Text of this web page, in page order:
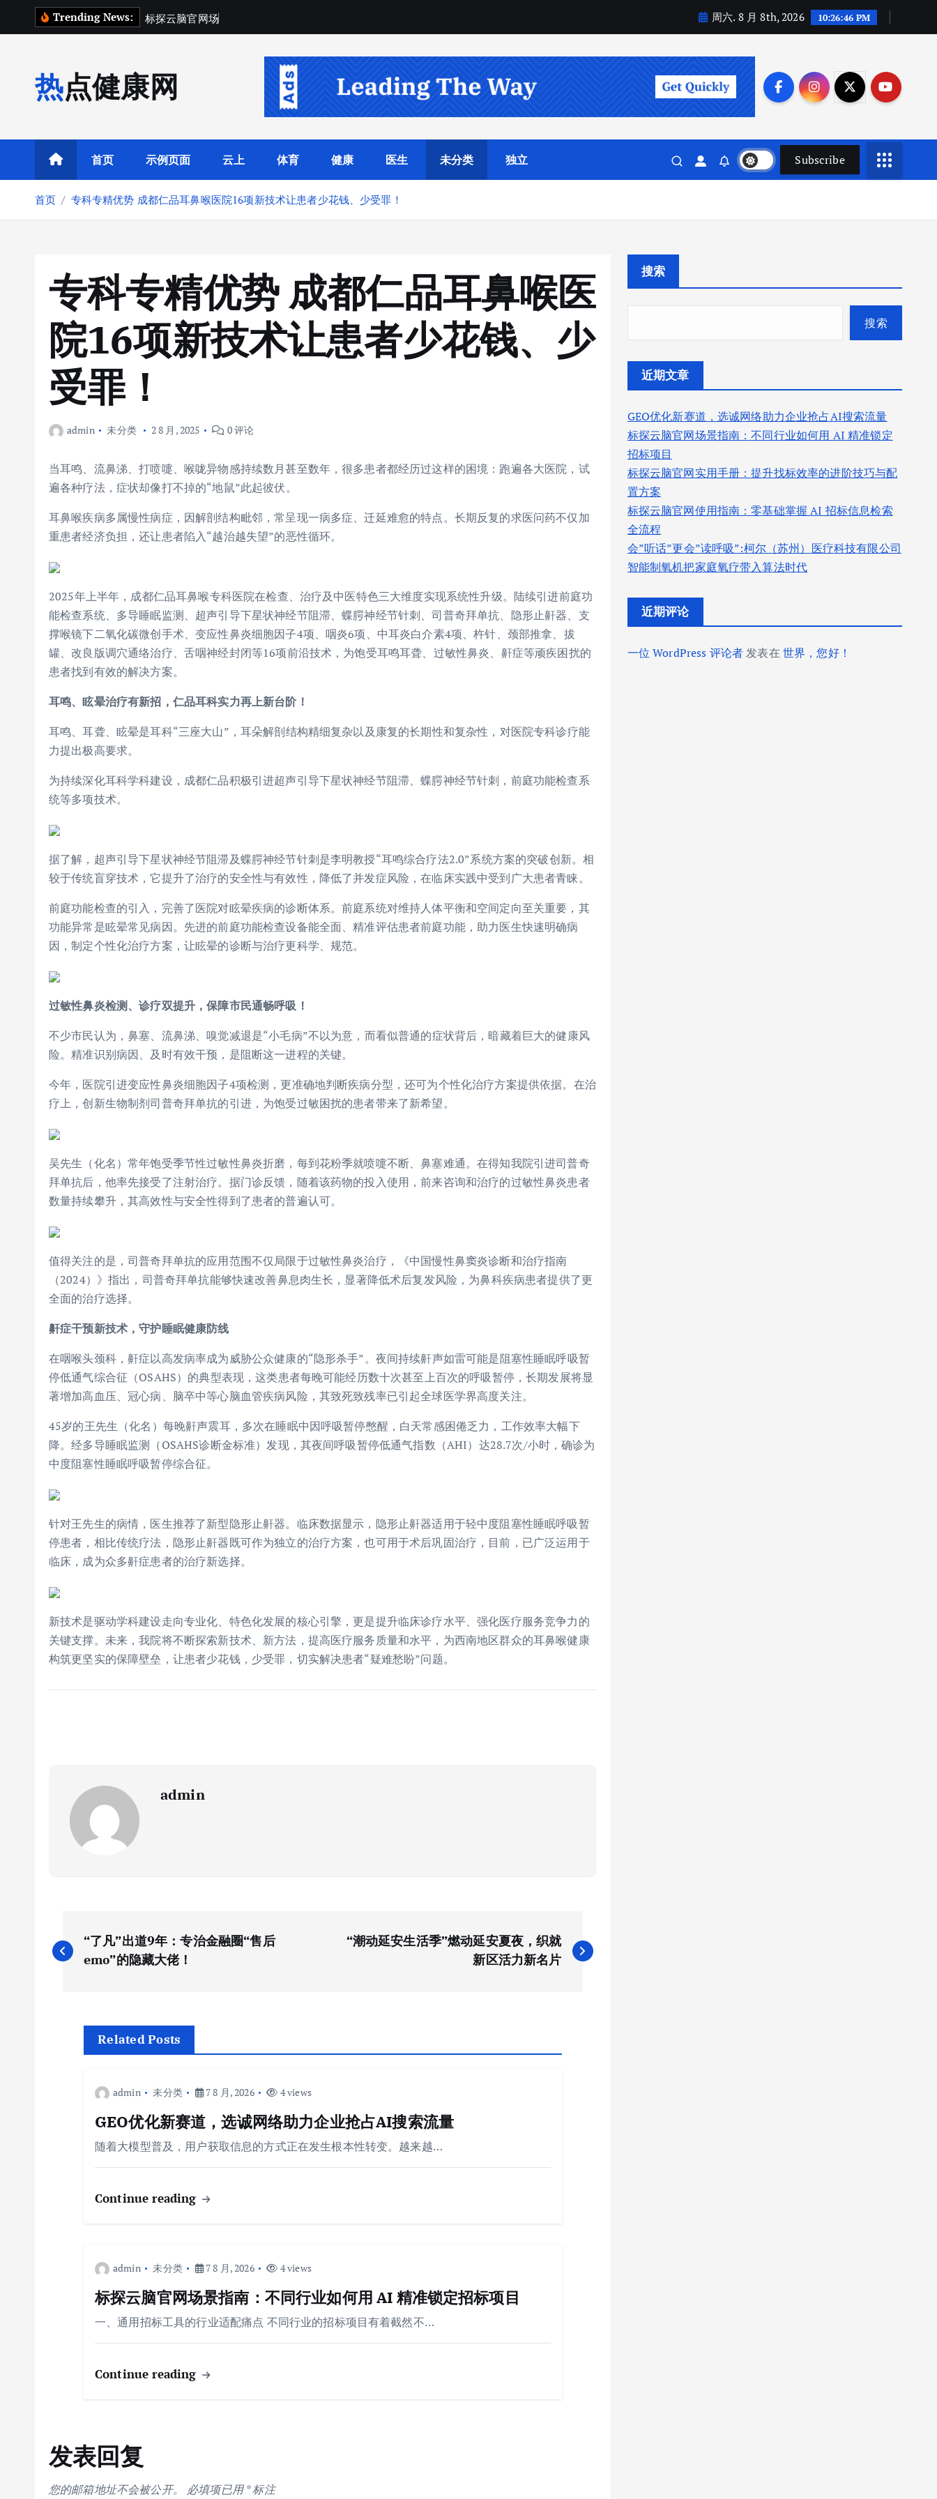
Trending News: 标探云脑官网场 周六. 8 月 8th, 2026 10:26:47 PM
热点健康网
首页 示例页面 云上 体育 健康 医生 未分类 独立 Subscribe
首页 专科专精优势 成都仁品耳鼻喉医院16项新技术让患者少花钱、少受罪！
专科专精优势 成都仁品耳鼻喉医
院16项新技术让患者少花钱、少
受罪！
admin 未分类 2 8 月, 2025 0 评论
当耳鸣、流鼻涕、打喷嚏、喉咙异物感持续数月甚至数年，很多患者都经历过这样的困境：跑遍各大医院，试
遍各种疗法，症状却像打不掉的“地鼠”此起彼伏。
耳鼻喉疾病多属慢性病症，因解剖结构毗邻，常呈现一病多症、迁延难愈的特点。长期反复的求医问药不仅加
重患者经济负担，还让患者陷入“越治越失望”的恶性循环。
2025年上半年，成都仁品耳鼻喉专科医院在检查、治疗及中医特色三大维度实现系统性升级。陆续引进前庭功
能检查系统、多导睡眠监测、超声引导下星状神经节阻滞、蝶腭神经节针刺、司普奇拜单抗、隐形止鼾器、支
撑喉镜下二氧化碳微创手术、变应性鼻炎细胞因子4项、咽炎6项、中耳炎白介素4项、杵针、颈部推拿、拔
罐、改良版调穴通络治疗、舌咽神经封闭等16项前沿技术，为饱受耳鸣耳聋、过敏性鼻炎、鼾症等顽疾困扰的
患者找到有效的解决方案。
耳鸣、眩晕治疗有新招， 仁品耳科实力再上新台阶！
耳鸣、耳聋、眩晕是耳科“三座大山”，耳朵解剖结构精细复杂以及康复的长期性和复杂性，对医院专科诊疗能
力提出极高要求。
为持续深化耳科学科建设，成都仁品积极引进超声引导下星状神经节阻滞、蝶腭神经节针刺，前庭功能检查系
统等多项技术。
据了解，超声引导下星状神经节阻滞及蝶腭神经节针刺是李明教授“耳鸣综合疗法2.0”系统方案的突破创新。相
较于传统盲穿技术，它提升了治疗的安全性与有效性，降低了并发症风险，在临床实践中受到广大患者青睐。
前庭功能检查的引入，完善了医院对眩晕疾病的诊断体系。前庭系统对维持人体平衡和空间定向至关重要，其
功能异常是眩晕常见病因。先进的前庭功能检查设备能全面、精准评估患者前庭功能，助力医生快速明确病
因，制定个性化治疗方案，让眩晕的诊断与治疗更科学、规范。
过敏性鼻炎检测、诊疗双提升，保障市民通畅呼吸！
不少市民认为，鼻塞、流鼻涕、嗅觉减退是“小毛病”不以为意，而看似普通的症状背后，暗藏着巨大的健康风
险。精准识别病因、及时有效干预，是阻断这一进程的关键。
今年，医院引进变应性鼻炎细胞因子4项检测，更准确地判断疾病分型，还可为个性化治疗方案提供依据。在治
疗上，创新生物制剂司普奇拜单抗的引进，为饱受过敏困扰的患者带来了新希望。
吴先生（化名）常年饱受季节性过敏性鼻炎折磨，每到花粉季就喷嚏不断、鼻塞难通。在得知我院引进司普奇
拜单抗后，他率先接受了注射治疗。据门诊反馈，随着该药物的投入使用，前来咨询和治疗的过敏性鼻炎患者
数量持续攀升，其高效性与安全性得到了患者的普遍认可。
值得关注的是，司普奇拜单抗的应用范围不仅局限于过敏性鼻炎治疗，《中国慢性鼻窦炎诊断和治疗指南
（2024）》指出，司普奇拜单抗能够快速改善鼻息肉生长，显著降低术后复发风险，为鼻科疾病患者提供了更
全面的治疗选择。
鼾症干预新技术，守护睡眠健康防线
在咽喉头颈科，鼾症以高发病率成为威胁公众健康的“隐形杀手”。夜间持续鼾声如雷可能是阻塞性睡眠呼吸暂
停低通气综合征（OSAHS）的典型表现，这类患者每晚可能经历数十次甚至上百次的呼吸暂停，长期发展将显
著增加高血压、冠心病、脑卒中等心脑血管疾病风险，其致死致残率已引起全球医学界高度关注。
45岁的王先生（化名）每晚鼾声震耳，多次在睡眠中因呼吸暂停憋醒，白天常感困倦乏力，工作效率大幅下
降。经多导睡眠监测（OSAHS诊断金标准）发现，其夜间呼吸暂停低通气指数（AHI）达28.7次/小时，确诊为
中度阻塞性睡眠呼吸暂停综合征。
针对王先生的病情，医生推荐了新型隐形止鼾器。临床数据显示，隐形止鼾器适用于轻中度阻塞性睡眠呼吸暂
停患者，相比传统疗法，隐形止鼾器既可作为独立的治疗方案，也可用于术后巩固治疗，目前，已广泛运用于
临床，成为众多鼾症患者的治疗新选择。
新技术是驱动学科建设走向专业化、特色化发展的核心引擎，更是提升临床诊疗水平、强化医疗服务竞争力的
关键支撑。未来，我院将不断探索新技术、新方法，提高医疗服务质量和水平，为西南地区群众的耳鼻喉健康
构筑更坚实的保障壁垒，让患者少花钱，少受罪，切实解决患者“疑难愁盼”问题。
admin
文
章
“了凡”出道9年：专治金融圈“售后
emo”的隐藏大佬！
“潮动延安生活季”燃动延安夏夜，织就
新区活力新名片
Related Posts
admin 未分类 7 8 月, 2026 4 views
GEO优化新赛道，选诚网络助力企业抢占AI搜索流量
随着大模型普及，用户获取信息的方式正在发生根本性转变。越来越…
Continue reading
admin 未分类 7 8 月, 2026 4 views
标探云脑官网场景指南：不同行业如何用 AI 精准锁定招标项目
一、通用招标工具的行业适配痛点 不同行业的招标项目有着截然不…
Continue reading
发表回复
您的邮箱地址不会被公开。 必填项已用*标注
搜索
搜索
近期文章
GEO优化新赛道，选诚网络助力企业抢占AI搜索流量
标探云脑官网场景指南：不同行业如何用 AI 精准锁定
招标项目
标探云脑官网实用手册：提升找标效率的进阶技巧与配
置方案
标探云脑官网使用指南：零基础掌握 AI 招标信息检索
全流程
会”听话”更会”读呼吸”:柯尔（苏州）医疗科技有限公司
智能制氧机把家庭氧疗带入算法时代
近期评论
一位 WordPress 评论者发表在 世界，您好！